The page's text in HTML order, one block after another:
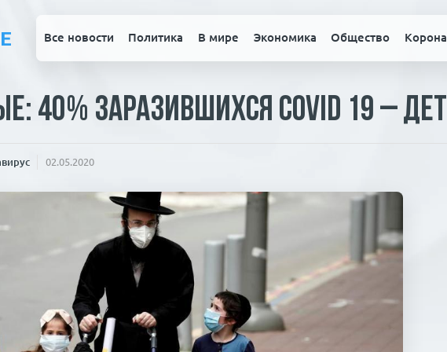
Все новости Политика В мире Экономика Общество
40% заразившихся Covid 19 –
02.05.2020